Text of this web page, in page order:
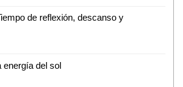
de reflexión, descanso y
energía del sol